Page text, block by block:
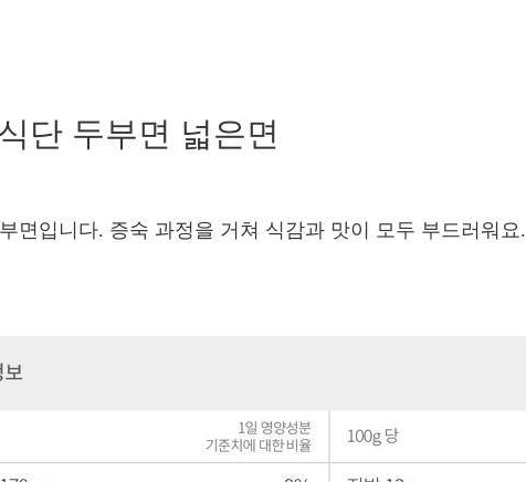
단 두부면 넓은면
면입니다. 증숙 과정을 거쳐 식감과 맛이 모두 부드러워요.